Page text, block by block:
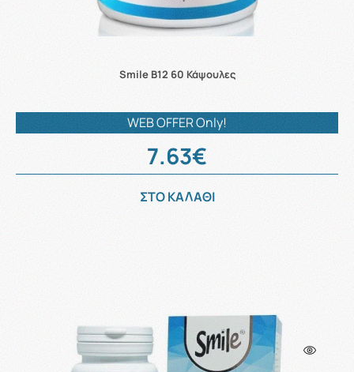
Smile B12 60 Κάψουλες
WEB OFFER Only!
7.63€
ΣΤΟ ΚΑΛΑΘΙ